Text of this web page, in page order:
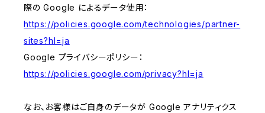
際の Google によるデータ使用：
https://policies.google.com/technologies/partner-
sites?hl=ja
Google プライバシーポリシー：
https://policies.google.com/privacy?hl=ja
なお、お客様はご自身のデータが Google アナリティクス